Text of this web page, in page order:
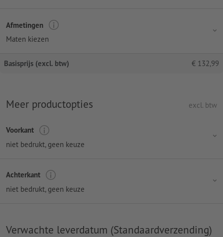
Afmetingen
Maten kiezen
Basisprijs (excl. btw) € 132,99
Meer productopties excl. btw
Voorkant
niet bedrukt, geen keuze
Achterkant
niet bedrukt, geen keuze
Verwachte leverdatum (Standaardverzending)